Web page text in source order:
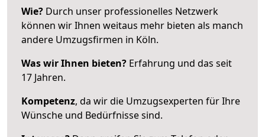
Wie? Durch unser professionelles Netzwerk
können wir Ihnen weitaus mehr bieten als manch
andere Umzugsfirmen in Köln.
Was wir Ihnen bieten? Erfahrung und das seit
17 Jahren.
Kompetenz, da wir die Umzugsexperten für Ihre
Wünsche und Bedürfnisse sind.